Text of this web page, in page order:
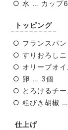
○ 水 … カップ6
トッピング
○ フランスパ
○ すりおろし
○ オリーブオ
○ 卵 … 3個
○ とろけるチ
○ 粗びき胡椒 …
仕上げ